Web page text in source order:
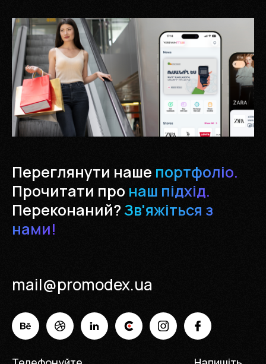
Переглянути наше портфоліо.
Прочитати про наш підхід.
Переконаний?Зв'яжіться з
нами!
mail@promodex.ua